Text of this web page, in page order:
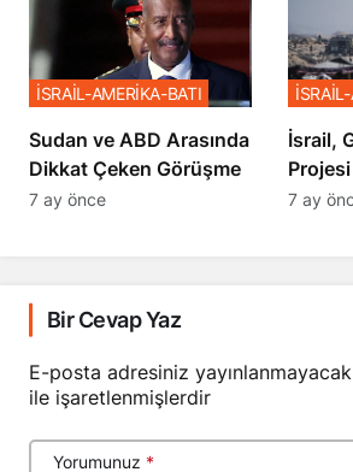
Sudan ve ABD Arasında
Dikkat Çeken Görüşme
İSRAİL-AMERİKA-BATI
7 ay önce
İsrail,
Geçti
7 ay
Bir Cevap Yaz
E-posta adresiniz yayınlanmayacak.
ile işaretlenmişlerdir
Yorumunuz *